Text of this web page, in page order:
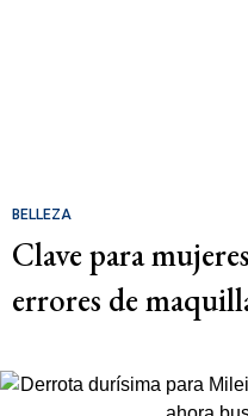
BELLEZA
Clave para
errores de